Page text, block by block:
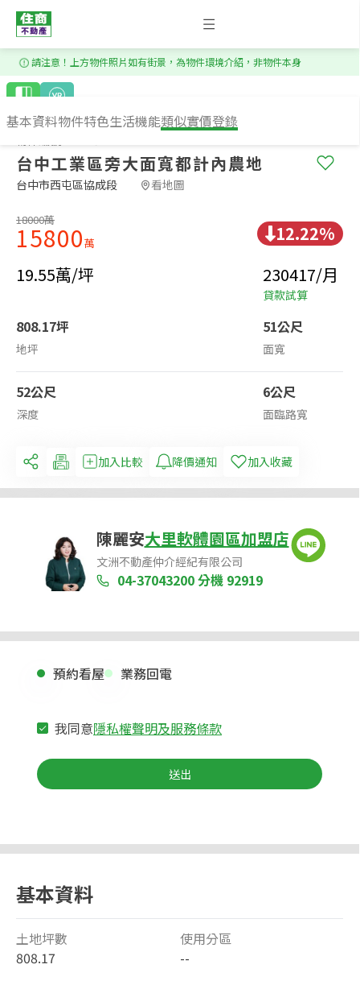
基本資料物件特色生活機能類似實價登錄
請注意！上方物件照片如有街景，為物件環境介紹，非物件本身
台中工業區旁大面寬都計內農地
台中市西屯區協成段​ 看地圖
18000萬
15800萬
12.22%
19.55萬/坪
230417/月
貸款試算
808.17坪
地坪
51公尺
面寬
52公尺
深度
6公尺
面臨路寬
加入比較 降價通知 加入收藏
陳麗安大里軟體園區加盟店
文洲不動產仲介經紀有限公司
04-37043200分機 92919
預約看屋 業務回電
我同意隱私權聲明及服務條款
送出
基本資料
土地坪數
808.17
使用分區
--